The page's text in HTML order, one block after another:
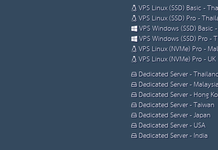
VPS Linux (SSD) Basic -
VPS Linux (SSD) Pro -
VPS Windows (SSD) Basic
VPS Windows (SSD) Pro -
VPS Linux (NVMe) Pro -
VPS Linux (NVMe) Pro - UK
Dedicated Server -
Dedicated Server -
Dedicated Server - Hong
Dedicated Server - Taiwan
Dedicated Server - Japan
Dedicated Server - USA
Dedicated Server - India